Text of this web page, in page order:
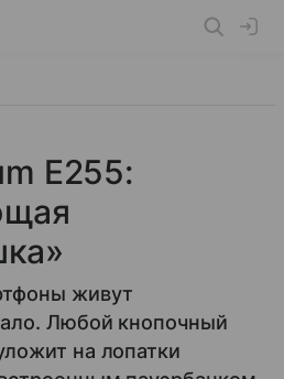
E255:
живут
Любой кнопочный
на лопатки